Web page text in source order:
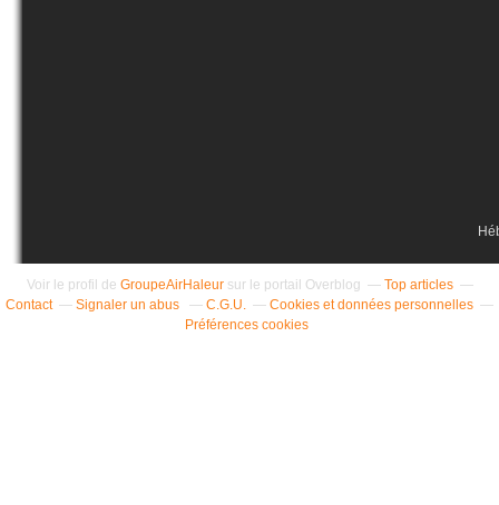
Voir le profil de GroupeAirHaleursur le portail Overblog
Top articles
Contact
Signaler un abus C.G.U.
Cookies et données personnelles
Préférences cookies